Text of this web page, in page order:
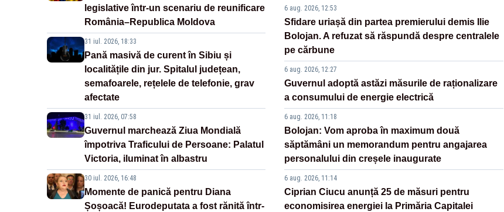
legislative într-un scenariu de reunificare
România–Republica Moldova
31 iul. 2026, 18:33
Pană masivă de curent în Sibiu și
localitățile din jur. Spitalul județean,
semafoarele, rețelele de telefonie, grav
afectate
31 iul. 2026, 07:58
Guvernul marchează Ziua Mondială
împotriva Traficului de Persoane: Palatul
Victoria, iluminat în albastru
30 iul. 2026, 16:48
Momente de panică pentru Diana
Șoșoacă! Eurodeputata a fost rănită într-
6 aug. 2026, 12:53
Sfidare uriașă din partea premierului demis Ilie
Bolojan. A refuzat să răspundă despre centralele
pe cărbune
6 aug. 2026, 12:27
Guvernul adoptă astăzi măsurile de raționalizare
a consumului de energie electrică
6 aug. 2026, 11:18
Bolojan: Vom aproba în maximum două
săptămâni un memorandum pentru angajarea
personalului din creșele inaugurate
6 aug. 2026, 11:14
Ciprian Ciucu anunță 25 de măsuri pentru
economisirea energiei la Primăria Capitalei